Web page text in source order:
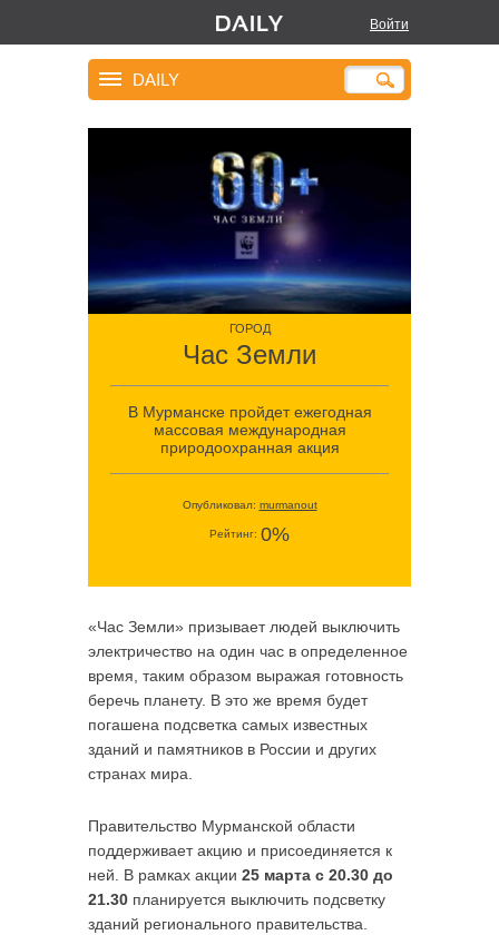
Войти
DAILY
ГОРОД
Час Земли
В Мурманске пройдет ежегодная
массовая международная
природоохранная акция
Опубликовал: murmanout
Рейтинг: 0%
«Час Земли» призывает людей выключить
электричество на один час в определенное
время, таким образом выражая готовность
беречь планету. В это же время будет
погашена подсветка самых известных
зданий и памятников в России и других
странах мира.
Правительство Мурманской области
поддерживает акцию и присоединяется к
ней. В рамках акции 25 марта с 20.30 до
21.30 планируется выключить подсветку
зданий регионального правительства.